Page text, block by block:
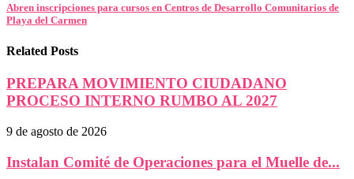
Abren inscripciones para cursos en Centros de Desarrollo Comunitarios de
Playa del Carmen
Related Posts
PREPARA MOVIMIENTO CIUDADANO
PROCESO INTERNO RUMBO AL 2027
9 de agosto de 2026
Instalan Comité de Operaciones para el Muelle de...